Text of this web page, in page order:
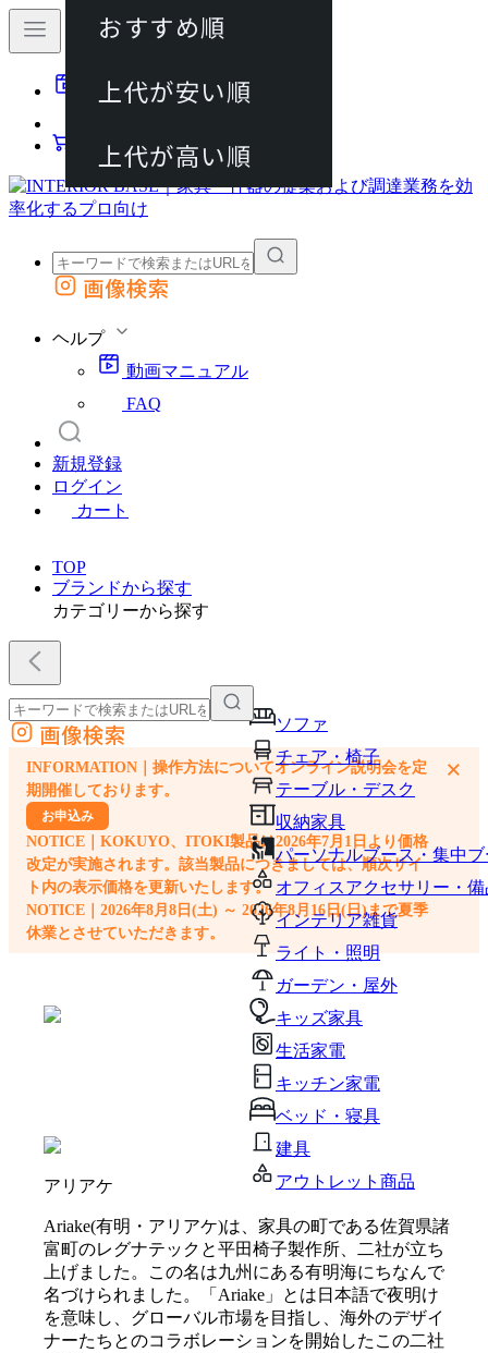
動画マニュアル
カート
外部サイトの商品をカートに追加
画像検索
ヘルプ
動画マニュアル
FAQ
新規登録
ログイン
カート
TOP
ブランドから探す
カテゴリーから探す
ソファ
チェア・椅子
テーブル・デスク
収納家具
パーソナルブース・集中
オフィスアクセサリー・備
インテリア雑貨
ライト・照明
ガーデン・屋外
キッズ家具
生活家電
キッチン家電
ベッド・寝具
建具
アウトレット商品
外部サイトの商品をカートに追加
他のサイトで見つけた商品ページのURLを貼り付けて、カートに追加できます
画像検索
INFORMATION｜操作方法についてオンライン説明会を定
期開催しております。
お申込み
NOTICE｜KOKUYO、ITOKI製品は2026年7月1日より価格
改定が実施されます。該当製品につきましては、順次サイ
ト内の表示価格を更新いたします。
NOTICE｜2026年8月8日(土) ～ 2026年8月16日(日)まで夏季
休業とさせていただきます。
×
アリアケ
Ariake(有明・アリアケ)は、家具の町である佐賀県諸
富町のレグナテックと平田椅子製作所、二社が立ち
上げました。この名は九州にある有明海にちなんで
名づけられました。「Ariake」とは日本語で夜明け
を意味し、グローバル市場を目指し、海外のデザイ
ナーたちとのコラボレーションを開始したこの二社
おすすめ順
上代が安い順
上代が高い順